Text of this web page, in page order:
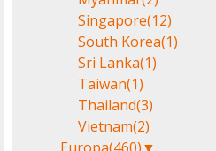
Singapore(12)
South Korea(1)
Sri Lanka(1)
Taiwan(1)
Thailand(3)
Vietnam(2)